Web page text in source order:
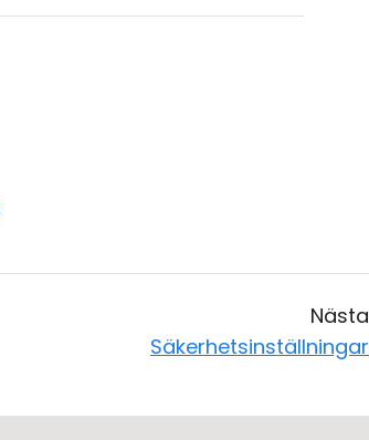
Nästa
Säkerhetsinställningar